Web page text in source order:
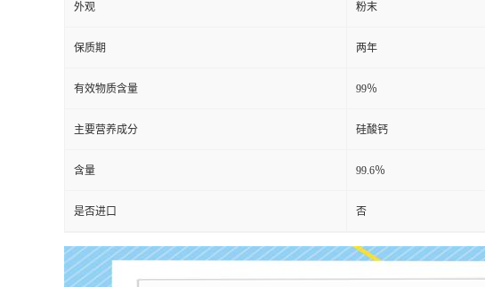
外观 粉末
保质期 两年
有效物质含量 99％
主要营养成分 硅酸钙
含量 99.6％
是否进口 否